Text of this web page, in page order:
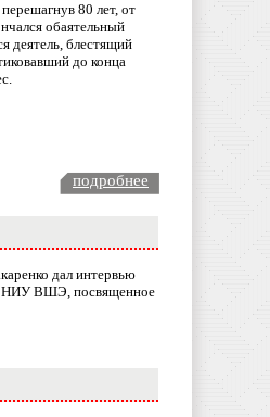
80 лет, от
обаятельный
деятель, блестящий
до конца
подробнее
дал интервью
НИУ ВШЭ, посвященное